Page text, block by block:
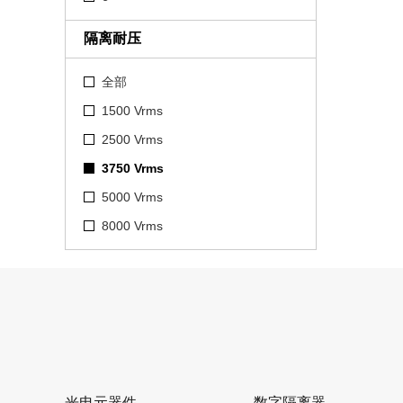
隔离耐压
全部
1500 Vrms
2500 Vrms
3750 Vrms
5000 Vrms
8000 Vrms